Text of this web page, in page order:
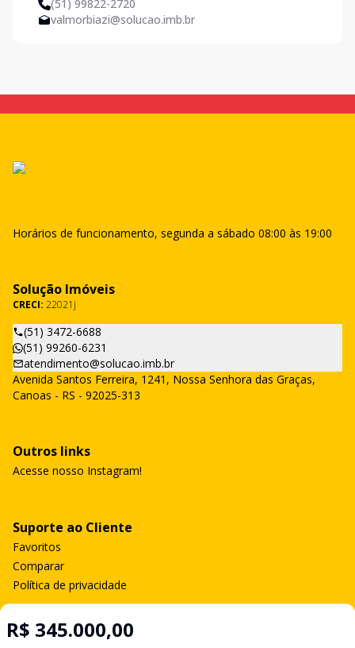
(51) 99822-2720
valmorbiazi@solucao.imb.br
R$ 345.000,00
Horários de funcionamento, segunda a sábado 08:00 às 19:00
Solução Imóveis
CRECI: 22021j
(51) 3472-6688
(51) 99260-6231
atendimento@solucao.imb.br
Avenida Santos Ferreira, 1241, Nossa Senhora das Graças,
Canoas - RS - 92025-313
Outros links
Acesse nosso Instagram!
Suporte ao Cliente
Favoritos
Comparar
Política de privacidade